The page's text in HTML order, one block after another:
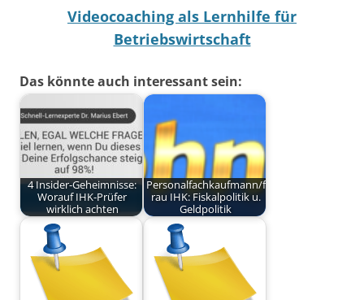
Videocoaching als Lernhilfe für
Betriebswirtschaft
Das könnte auch interessant sein:
4 Insider-Geheimnisse:
Worauf IHK-Prüfer
wirklich achten
Personalfachkaufmann/f
rau IHK: Fiskalpolitik u.
Geldpolitik